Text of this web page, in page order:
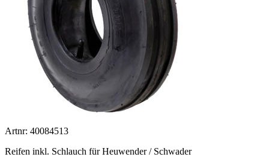
Artnr: 40084513
Reifen inkl. Schlauch für Heuwender / Schwader